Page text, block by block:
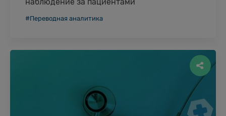
устройств для непрерывного сбора данных
#Переводная аналитика